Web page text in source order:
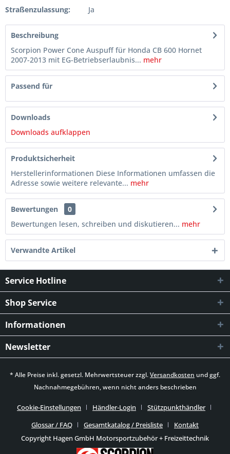
Straßenzulassung:
Ja
Beschreibung
Scorpion Power Cone Auspuff für Honda CB 600 Hornet
2007-2013 mit EG-Betriebserlaubnis... mehr
Passend für
Downloads
Downloads aufklappen
Produktsicherheit
Herstellerinformationen Diese Informationen umfassen die
Adresse sowie weitere relevante... mehr
Bewertungen
0
Bewertungen lesen, schreiben und diskutieren... mehr
Verwandte Artikel
Service Hotline
Shop Service
Informationen
Newsletter
* Alle Preise inkl. gesetzl. Mehrwertsteuer zzgl.Versandkosten und ggf.
Nachnahmegebühren, wenn nicht anders beschrieben
Cookie-Einstellungen Händler-Login
Stützpunkthändler
Glossar / FAQ
Gesamtkatalog / Preisliste
Kontakt
Copyright Hagen GmbH Motorsportzubehör + Freizeittechnik